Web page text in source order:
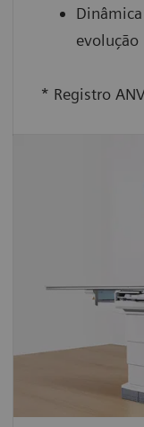
evolução
* Registro